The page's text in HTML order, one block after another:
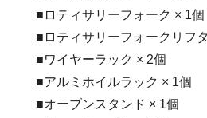
■ロティサリーフォーク × 1個
■ロティサリーフォークリフ
■ワイヤーラック × 2個
■アルミホイルラック × 1個
■オーブンスタンド × 1個